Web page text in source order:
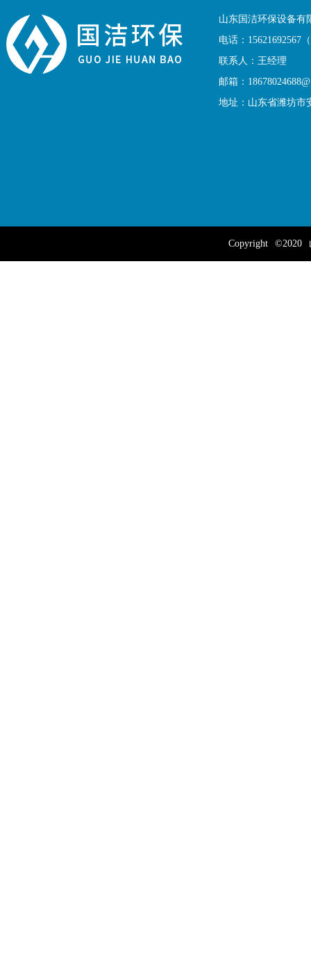
山东国洁环保设备有
电话：15621692567
联系人：王经理
邮箱：
地址：山东省潍坊市
Copyright ©2020